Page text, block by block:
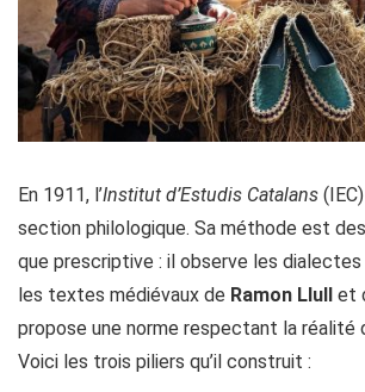
En 1911, l’Institut d’Estudis Catalans
section philologique. Sa méthode est
que prescriptive : il observe les
les textes médiévaux de Ramon Llull et
propose une norme respectant la réalité
Voici les trois piliers qu’il construit :